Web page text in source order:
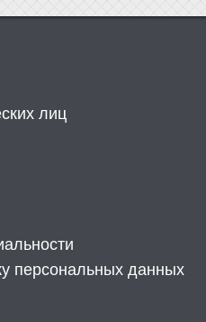
лиц
персональных данных